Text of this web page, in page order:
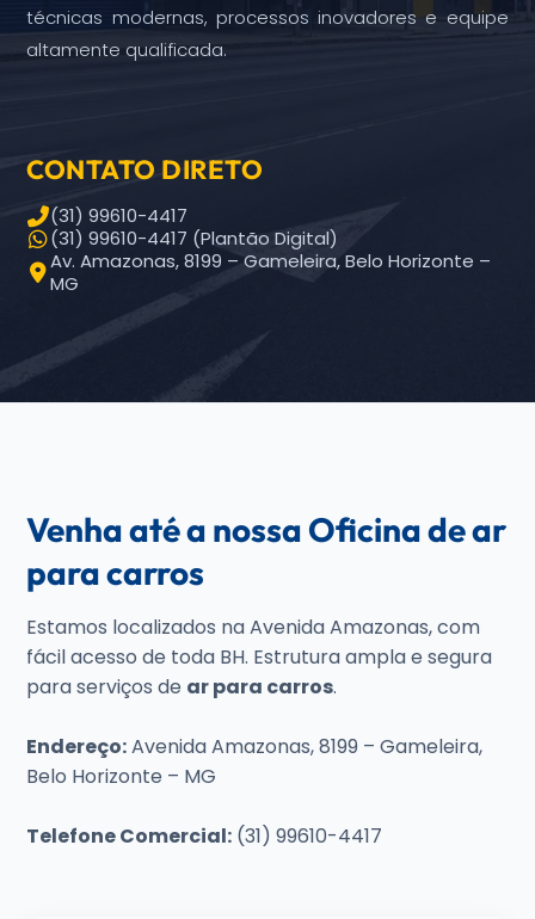
técnicas modernas, processos inovadores e equipe
altamente qualificada.
CONTATO DIRETO
(31) 99610-4417
(31) 99610-4417 (Plantão Digital)
Av. Amazonas, 8199 – Gameleira, Belo Horizonte –
MG
Venha até a nossa Oficina de ar
para carros
Estamos localizados na Avenida Amazonas, com
fácil acesso de toda BH. Estrutura ampla e segura
para serviços de ar para carros.
Endereço:Avenida Amazonas, 8199 – Gameleira,
Belo Horizonte – MG
Telefone Comercial: (31) 99610-4417